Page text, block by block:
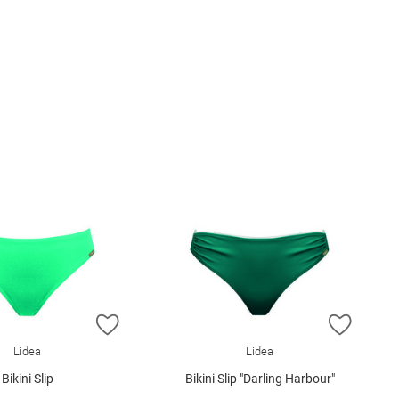
HINZUFÜGEN
Lidea
Bikini Slip
ZUR
Lidea
Bikini Slip "Darling Harbour"